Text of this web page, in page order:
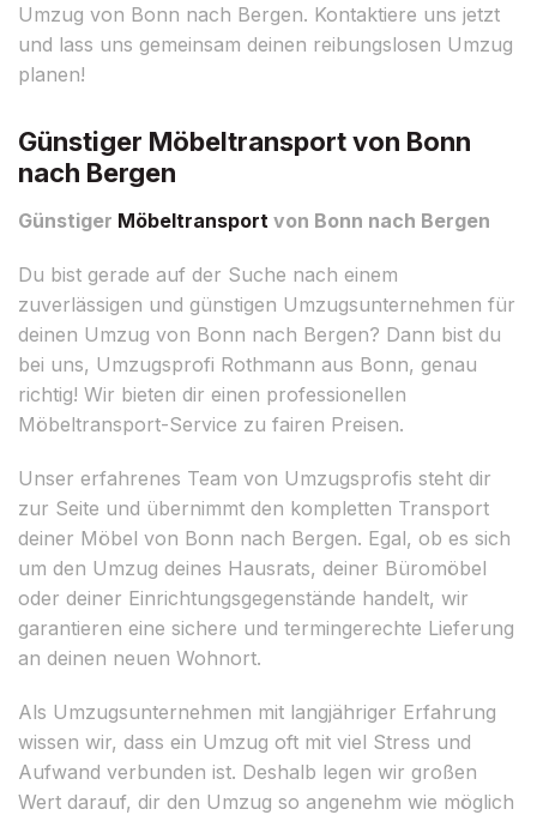
Umzug von Bonn nach Bergen. Kontaktiere uns jetzt
und lass uns gemeinsam deinen reibungslosen Umzug
planen!
Günstiger Möbeltransport von Bonn
nach Bergen
Günstiger Möbeltransport von Bonn nach Bergen
Du bist gerade auf der Suche nach einem
zuverlässigen und günstigen Umzugsunternehmen für
deinen Umzug von Bonn nach Bergen? Dann bist du
bei uns, Umzugsprofi Rothmann aus Bonn, genau
richtig! Wir bieten dir einen professionellen
Möbeltransport-Service zu fairen Preisen.
Unser erfahrenes Team von Umzugsprofis steht dir
zur Seite und übernimmt den kompletten Transport
deiner Möbel von Bonn nach Bergen. Egal, ob es sich
um den Umzug deines Hausrats, deiner Büromöbel
oder deiner Einrichtungsgegenstände handelt, wir
garantieren eine sichere und termingerechte Lieferung
an deinen neuen Wohnort.
Als Umzugsunternehmen mit langjähriger Erfahrung
wissen wir, dass ein Umzug oft mit viel Stress und
Aufwand verbunden ist. Deshalb legen wir großen
Wert darauf, dir den Umzug so angenehm wie möglich